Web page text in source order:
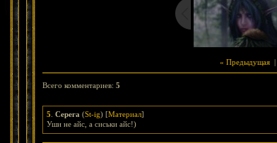
« Предыдущая|
Всего комментариев: 5
5 Серега (St-ig) [Материал]
Уши не айс, а сиськи айс!)